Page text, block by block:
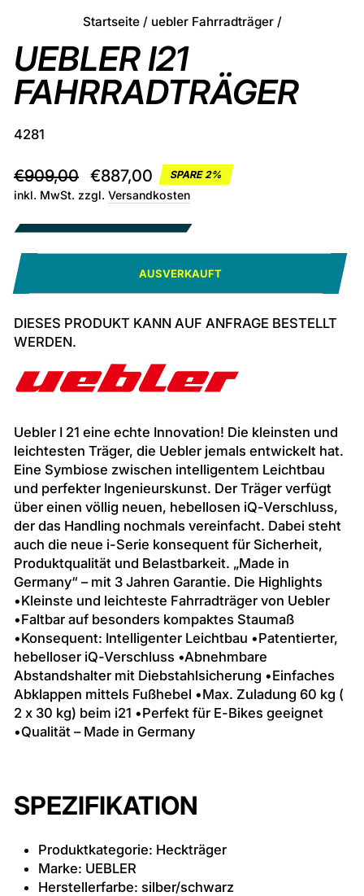
Startseite / uebler Fahrradträger /
UEBLER I21
FAHRRADTRÄGER
4281
Normaler
Preis
€909,00 Sonderpreis
€887,00 SPARE 2%
inkl. MwSt. zzgl. Versandkosten
AUSVERKAUFT
DIESES PRODUKT KANN AUF ANFRAGE BESTELLT
WERDEN.
Uebler I 21 eine echte Innovation! Die kleinsten und
leichtesten Träger, die Uebler jemals entwickelt hat.
Eine Symbiose zwischen intelligentem Leichtbau
und perfekter Ingenieurskunst. Der Träger verfügt
über einen völlig neuen, hebellosen iQ-Verschluss,
der das Handling nochmals vereinfacht. Dabei steht
auch die neue i-Serie konsequent für Sicherheit,
Produktqualität und Belastbarkeit. „Made in
Germany“ – mit 3 Jahren Garantie. Die Highlights
•Kleinste und leichteste Fahrradträger von Uebler
•Faltbar auf besonders kompaktes Staumaß
•Konsequent: Intelligenter Leichtbau •Patentierter,
hebelloser iQ-Verschluss •Abnehmbare
Abstandshalter mit Diebstahlsicherung •Einfaches
Abklappen mittels Fußhebel •Max. Zuladung 60 kg (
2 x 30 kg) beim i21 •Perfekt für E-Bikes geeignet
•Qualität – Made in Germany
SPEZIFIKATION
Produktkategorie: Heckträger
Marke: UEBLER
Herstellerfarbe: silber/schwarz